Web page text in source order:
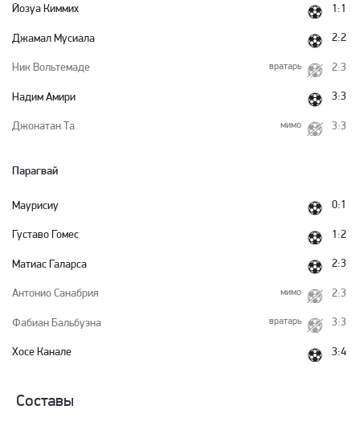
Йозуа Киммих 1:1
Джамал Мусиала 2:2
Ник Вольтемаде вратарь 2:3
Надим Амири 3:3
Джонатан Та мимо 3:3
Парагвай
Маурисиу 0:1
Густаво Гомес 1:2
Матиас Галарса 2:3
Антонио Санабрия мимо 2:3
Фабиан Бальбуэна вратарь 3:3
Хосе Канале 3:4
Составы